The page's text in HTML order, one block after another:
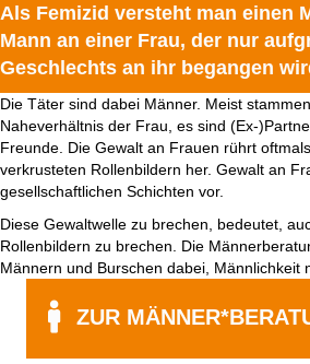
Als Femizid versteht man einen
Mann an einer Frau, der nur
Geschlechts an ihr begangen
Die Täter sind dabei Männer. Meist
Naheverhältnis der Frau, es sind (Ex-
Freunde. Die Gewalt an Frauen rührt
verkrusteten Rollenbildern her. Gewalt an
gesellschaftlichen Schichten vor.
Diese Gewaltwelle zu brechen, bedeutet,
Rollenbildern zu brechen. Die
Männern und Burschen dabei, Männlichkeit
ZUR